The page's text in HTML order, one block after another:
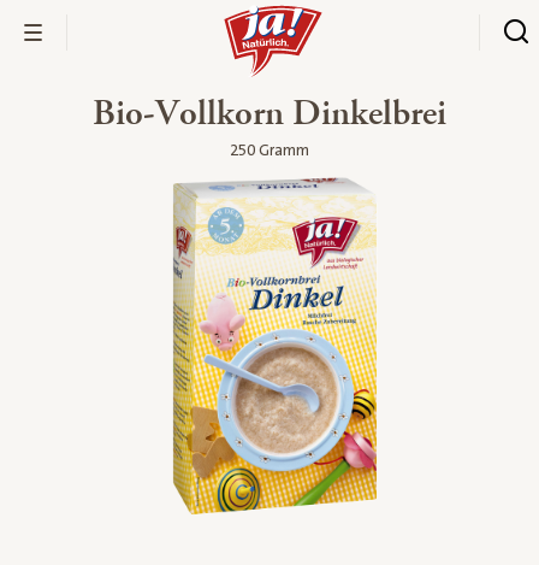
Bio-Vollkorn Dinkelbrei
250 Gramm